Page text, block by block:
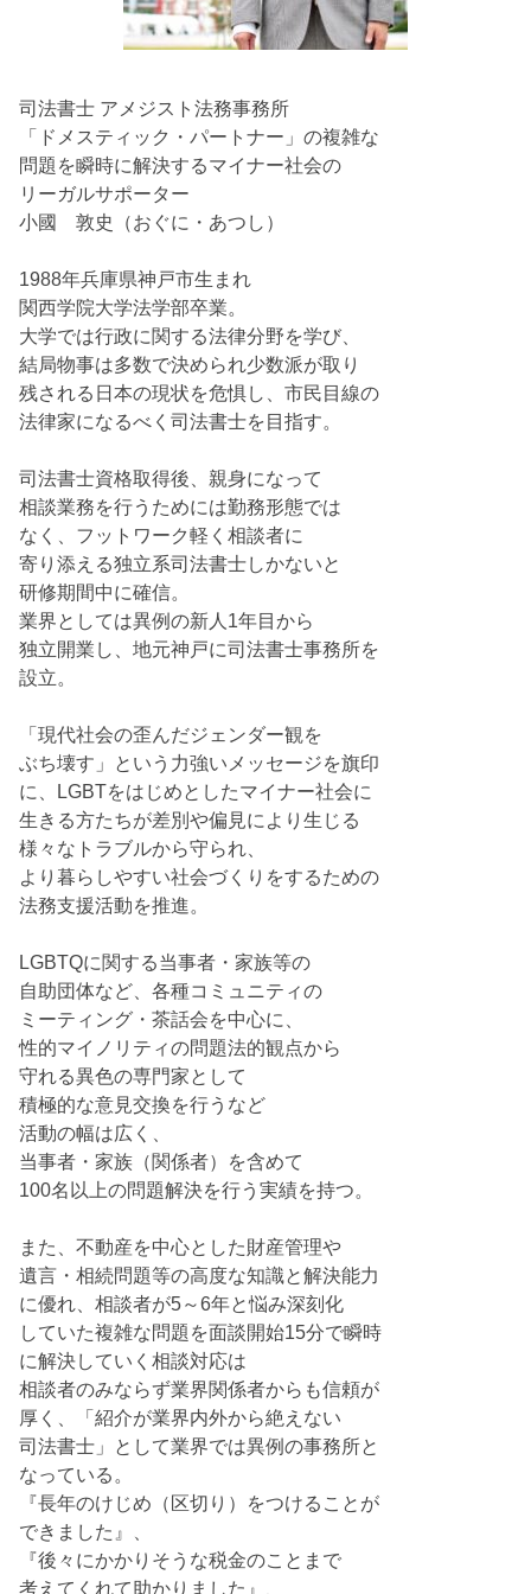
司法書士 アメジスト法務事務所
「ドメスティック・パートナー」の複雑な
問題を瞬時に解決するマイナー社会の
リーガルサポーター
小國 敦史（おぐに・あつし）
1988年兵庫県神戸市生まれ
関西学院大学法学部卒業。
大学では行政に関する法律分野を学び、
結局物事は多数で決められ少数派が取り
残される日本の現状を危惧し、市民目線の
法律家になるべく司法書士を目指す。
司法書士資格取得後、親身になって
相談業務を行うためには勤務形態では
なく、フットワーク軽く相談者に
寄り添える独立系司法書士しかないと
研修期間中に確信。
業界としては異例の新人1年目から
独立開業し、地元神戸に司法書士事務所を
設立。
「現代社会の歪んだジェンダー観を
ぶち壊す」という力強いメッセージを旗印
に、LGBTをはじめとしたマイナー社会に
生きる方たちが差別や偏見により生じる
様々なトラブルから守られ、
より暮らしやすい社会づくりをするための
法務支援活動を推進。
LGBTQに関する当事者・家族等の
自助団体など、各種コミュニティの
ミーティング・茶話会を中心に、
性的マイノリティの問題法的観点から
守れる異色の専門家として
積極的な意見交換を行うなど
活動の幅は広く、
当事者・家族（関係者）を含めて
100名以上の問題解決を行う実績を持つ。
また、不動産を中心とした財産管理や
遺言・相続問題等の高度な知識と解決能力
に優れ、相談者が5～6年と悩み深刻化
していた複雑な問題を面談開始15分で瞬時
に解決していく相談対応は
相談者のみならず業界関係者からも信頼が
厚く、「紹介が業界内外から絶えない
司法書士」として業界では異例の事務所と
なっている。
『長年のけじめ（区切り）をつけることが
できました』、
『後々にかかりそうな税金のことまで
考えてくれて助かりました』、